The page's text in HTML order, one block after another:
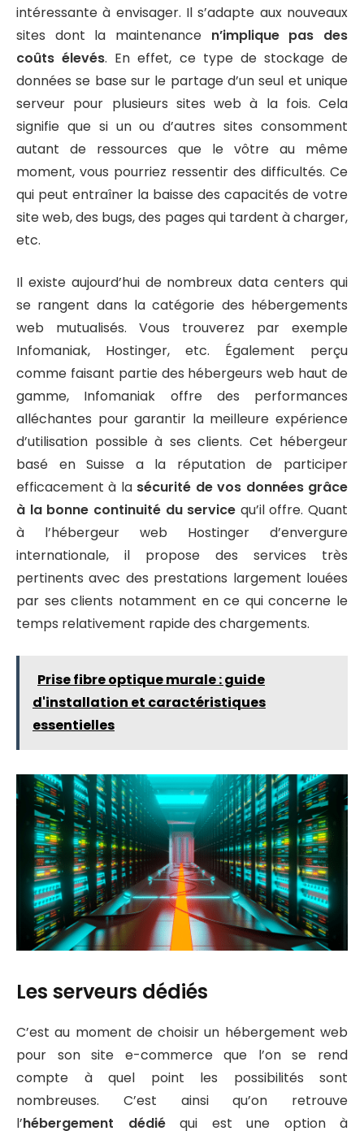
intéressante à envisager. Il s’adapte aux nouveaux
sites dont la maintenance n’implique pas des
coûts élevés. En effet, ce type de stockage de
données se base sur le partage d’un seul et unique
serveur pour plusieurs sites web à la fois. Cela
signifie que si un ou d’autres sites consomment
autant de ressources que le vôtre au même
moment, vous pourriez ressentir des difficultés. Ce
qui peut entraîner la baisse des capacités de votre
site web, des bugs, des pages qui tardent à charger,
etc.
Il existe aujourd’hui de nombreux data centers qui
se rangent dans la catégorie des hébergements
web mutualisés. Vous trouverez par exemple
Infomaniak, Hostinger, etc. Également perçu
comme faisant partie des hébergeurs web haut de
gamme, Infomaniak offre des performances
alléchantes pour garantir la meilleure expérience
d’utilisation possible à ses clients. Cet hébergeur
basé en Suisse a la réputation de participer
efficacement à la sécurité de vos données grâce
à la bonne continuité du service qu’il offre. Quant
à l’hébergeur web Hostinger d’envergure
internationale, il propose des services très
pertinents avec des prestations largement louées
par ses clients notamment en ce qui concerne le
temps relativement rapide des chargements.
Prise fibre optique murale : guide
d'installation et caractéristiques
essentielles
Les serveurs dédiés
C’est au moment de choisir un hébergement web
pour son site e-commerce que l’on se rend
compte à quel point les possibilités sont
nombreuses. C’est ainsi qu’on retrouve
l’hébergement dédiéqui est une option à